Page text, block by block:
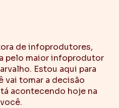
de infoprodutores,
pelo maior infoprodutor
Estou aqui para
vai tomar a decisão
acontecendo hoje na